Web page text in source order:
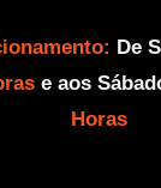
De
e aos
Horas